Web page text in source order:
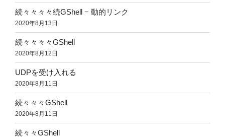
続々々々々続GShell − 動的リンク
2020年8月13日
続々々々々GShell
2020年8月12日
UDPを受け入れる
2020年8月11日
続々々々GShell
2020年8月11日
続々々GShell